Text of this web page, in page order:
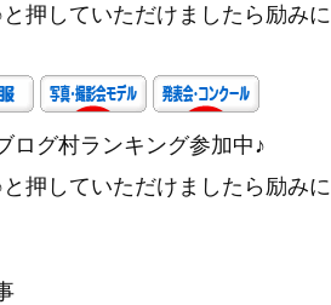
押していただけましたら励み
ログ村ランキング参加中♪
押していただけましたら励み